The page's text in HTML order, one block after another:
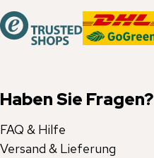
Haben Sie Fragen?
FAQ & Hilfe
Versand & Lieferung